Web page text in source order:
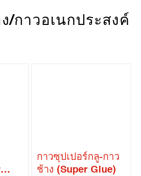
/กาวอเนกประสงค์
กาวซุปเปอร์กลู-กาว
ช้าง (Super Glue)